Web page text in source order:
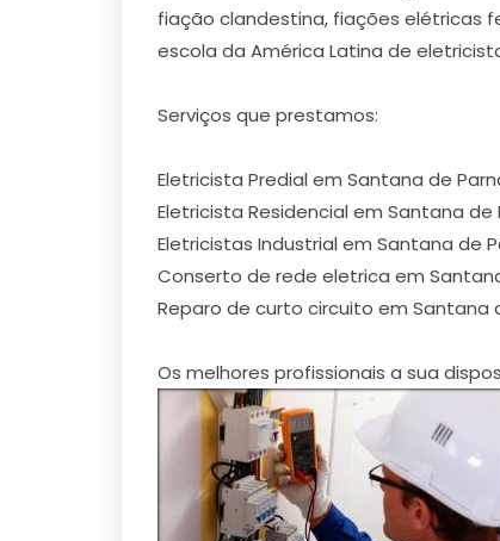
fiação clandestina, fiações elétricas
escola da América Latina de
Serviços que prestamos:
Eletricista Predial em Santana de
Eletricista Residencial em Santana de
Eletricistas Industrial em Santana de
Conserto de rede eletrica em
Reparo de curto circuito em Santana
Os melhores profissionais a sua